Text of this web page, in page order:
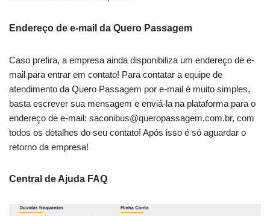
Endereço de e-mail da Quero Passagem
Caso prefira, a empresa ainda disponibiliza um endereço de e-
mail para entrar em contato! Para contatar a equipe de
atendimento da Quero Passagem por e-mail é muito simples,
basta escrever sua mensagem e enviá-la na plataforma para o
endereço de e-mail: saconibus@queropassagem.com.br, com
todos os detalhes do seu contato! Após isso é só aguardar o
retorno da empresa!
Central de Ajuda FAQ